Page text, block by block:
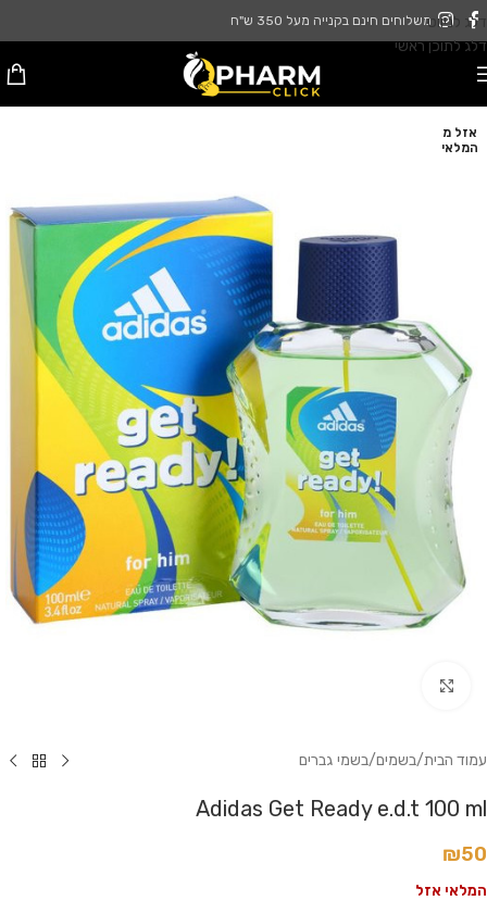
דלג לניווט
דלג לתוכן ראשי
משלוחים חינם בקנייה מעל 350 ש"ח
אזל מ
המלאי
עמוד הבית/בשמים/בשמי גברים
Adidas Get Ready e.d.t 100 ml
₪50
המלאי אזל